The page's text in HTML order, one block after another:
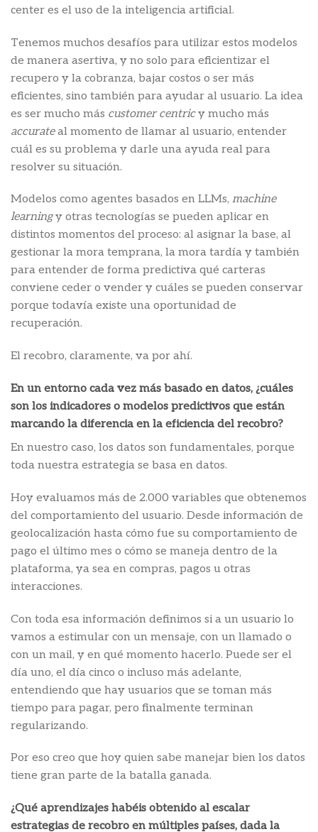
center es el uso de la inteligencia artificial.
Tenemos muchos desafíos para utilizar estos modelos
de manera asertiva, y no solo para eficientizar el
recupero y la cobranza, bajar costos o ser más
eficientes, sino también para ayudar al usuario. La idea
es ser mucho más customer centricy mucho más
accurateal momento de llamar al usuario, entender
cuál es su problema y darle una ayuda real para
resolver su situación.
Modelos como agentes basados en LLMs, machine
learningy otras tecnologías se pueden aplicar en
distintos momentos del proceso: al asignar la base, al
gestionar la mora temprana, la mora tardía y también
para entender de forma predictiva qué carteras
conviene ceder o vender y cuáles se pueden conservar
porque todavía existe una oportunidad de
recuperación.
El recobro, claramente, va por ahí.
En un entorno cada vez más basado en datos, ¿cuáles
son los indicadores o modelos predictivos que están
marcando la diferencia en la eficiencia del recobro?
En nuestro caso, los datos son fundamentales, porque
toda nuestra estrategia se basa en datos.
Hoy evaluamos más de 2.000 variables que obtenemos
del comportamiento del usuario. Desde información de
geolocalización hasta cómo fue su comportamiento de
pago el último mes o cómo se maneja dentro de la
plataforma, ya sea en compras, pagos u otras
interacciones.
Con toda esa información definimos si a un usuario lo
vamos a estimular con un mensaje, con un llamado o
con un mail, y en qué momento hacerlo. Puede ser el
día uno, el día cinco o incluso más adelante,
entendiendo que hay usuarios que se toman más
tiempo para pagar, pero finalmente terminan
regularizando.
Por eso creo que hoy quien sabe manejar bien los datos
tiene gran parte de la batalla ganada.
¿Qué aprendizajes habéis obtenido al escalar
estrategias de recobro en múltiples países, dada la